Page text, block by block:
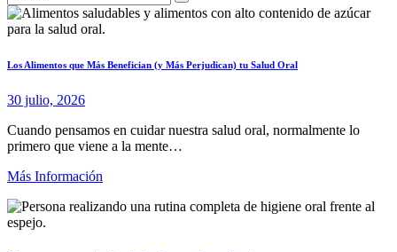
Los Alimentos que Más Benefician (y Más Perjudican) tu Salud Oral
30 julio, 2026
Cuando pensamos en cuidar nuestra salud oral, normalmente lo
primero que viene a la mente…
Más Información